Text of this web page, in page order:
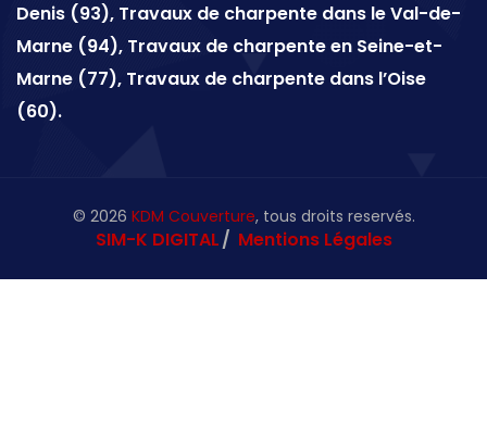
Denis (93), Travaux de charpente dans le Val-de-
Marne (94), Travaux de charpente en Seine-et-
Marne (77), Travaux de charpente dans l’Oise
(60).
© 2026 KDM Couverture, tous droits reservés.
SIM-K DIGITAL Mentions Légales